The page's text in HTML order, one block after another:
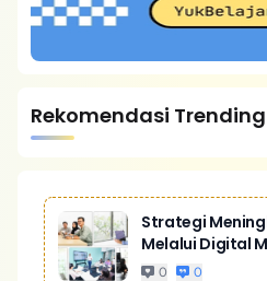
Rekomendasi Trending
Strategi
Melalui Digital
Bisnis Yang
0 0